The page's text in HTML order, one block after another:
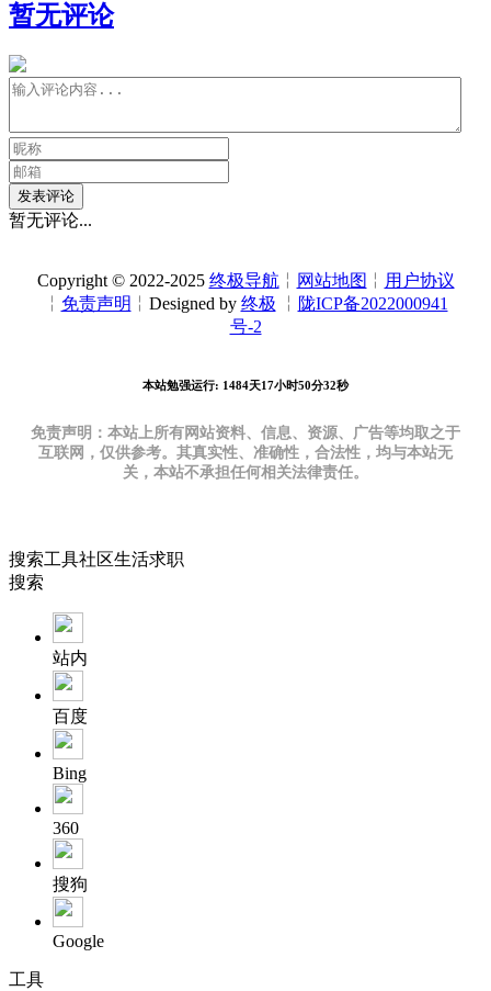
暂无评论
发表评论
暂无评论...
Copyright © 2022-2025 终极导航 ╎ 网站地图 ╎ 用户协议
╎ 免责声明 ╎Designed by 终极 ╎ 陇ICP备2022000941
号-2
本站勉强运行: 1484天17小时50分33秒
免责声明：本站上所有网站资料、信息、资源、广告等均取之于
互联网，仅供参考。其真实性、准确性，合法性，均与本站无
关，本站不承担任何相关法律责任。
搜索工具社区生活求职
搜索
站内
百度
Bing
360
搜狗
Google
工具